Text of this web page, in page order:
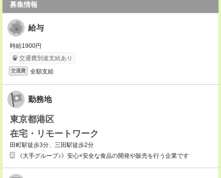
募集情報
給与
時給1900円
交通費別途支給あり
交通費 全額支給
勤務地
東京都港区
在宅・リモートワーク
田町駅徒歩3分、三田駅徒歩2分
《大手グループ♪》安心×安全な食品の開発や販売を行う企業です